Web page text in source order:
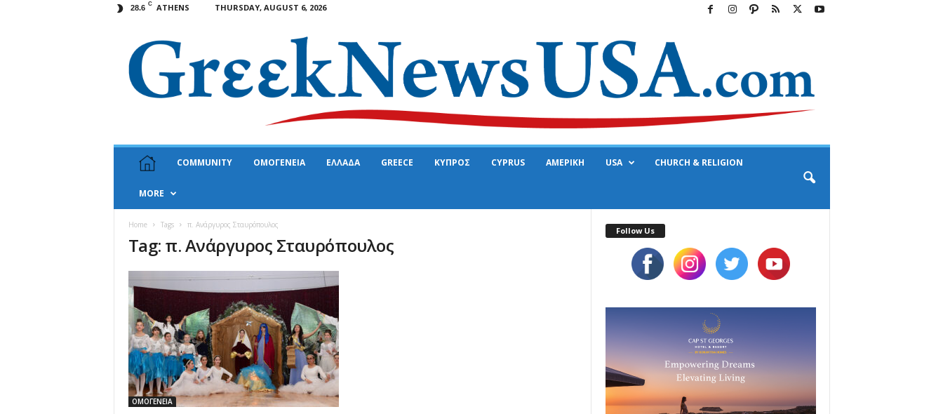
28.6 C ATHENS THURSDAY, AUGUST 6, 2026
k
COMMUNITY ΟΜΟΓΕΝΕΙΑ ΕΛΛΑΔΑ GREECE ΚΥΠΡΟΣ CYPRUS ΑΜΕΡΙΚΗ USA CHURCH & RELIGION
MORE
Home Tags π. Ανάργυρος Σταυρόπουλος
Tag: π. Ανάργυρος Σταυρόπουλος
ΟΜΟΓΕΝΕΙΑ
Follow Us